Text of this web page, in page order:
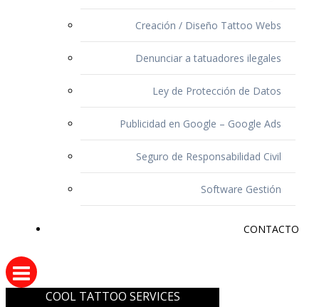
Creación / Diseño Tattoo Webs
Denunciar a tatuadores ilegales
Ley de Protección de Datos
Publicidad en Google – Google Ads
Seguro de Responsabilidad Civil
Software Gestión
CONTACTO
COOL TATTOO SERVICES